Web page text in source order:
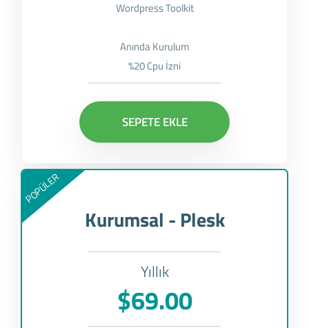
Wordpress Toolkit
Anında Kurulum
%20 Cpu İzni
SEPETE EKLE
POPÜLER
Kurumsal - Plesk
Yıllık
$69.00